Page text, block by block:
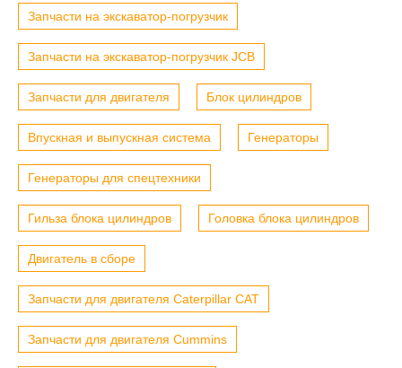
Запчасти на экскаватор-погрузчик
Запчасти на экскаватор-погрузчик JCB
Запчасти для двигателя Блок цилиндров
Впускная и выпускная система Генераторы
Генераторы для спецтехники
Гильза блока цилиндров Головка блока цилиндров
Двигатель в сборе
Запчасти для двигателя Caterpillar CAT
Запчасти для двигателя Cummins